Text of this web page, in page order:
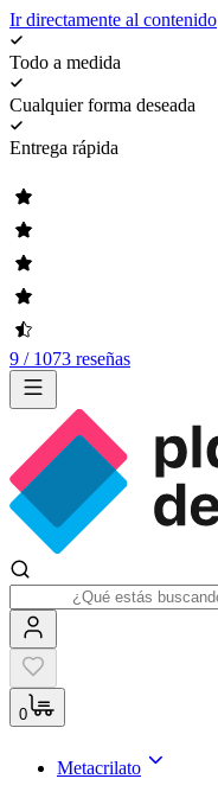
Ir directamente al contenido
Todo a medida
Cualquier forma deseada
Entrega rápida
9 / 1073 reseñas
0
Metacrilato